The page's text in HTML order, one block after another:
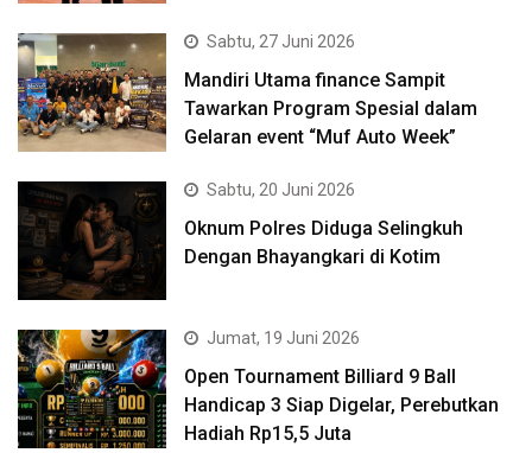
Sabtu, 27 Juni 2026
Mandiri Utama finance Sampit
Tawarkan Program Spesial dalam
Gelaran event “Muf Auto Week”
Sabtu, 20 Juni 2026
Oknum Polres Diduga Selingkuh
Dengan Bhayangkari di Kotim
Jumat, 19 Juni 2026
Open Tournament Billiard 9 Ball
Handicap 3 Siap Digelar, Perebutkan
Hadiah Rp15,5 Juta